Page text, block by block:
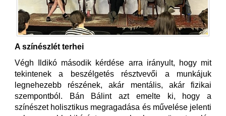
A színészlét terhei
Végh Ildikó második kérdése arra irányult, hogy mit
tekintenek a beszélgetés résztvevői a munkájuk
legnehezebb részének, akár mentális, akár fizikai
szempontból. Bán Bálint azt emelte ki, hogy a
színészet holisztikus megragadása és művelése jelenti